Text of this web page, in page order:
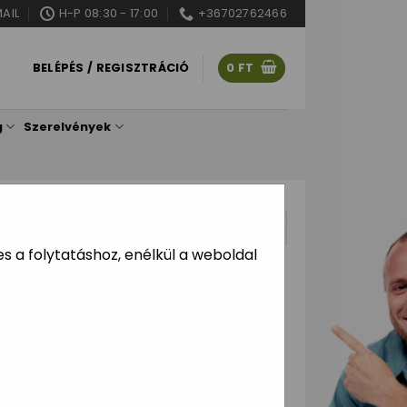
a folytatáshoz, enélkül a weboldal
H-P 08:30 - 17:00 +36702762466
BELÉPÉS / REGISZTRÁCIÓ 0 FT
Szerelvények